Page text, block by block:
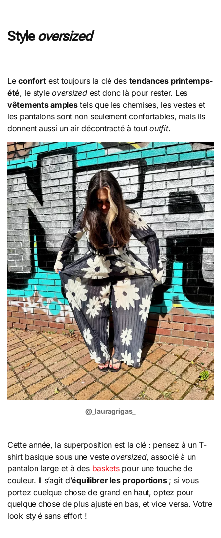
Style oversized
Leconfortest toujours la clé des tendances printemps-
été, le styleoversizedest donc là pour rester. Les
vêtements amplestels que les chemises, les vestes et
les pantalons sont non seulement confortables, mais ils
donnent aussi un air décontracté à toutoutfit.
@_lauragrigas_
Cette année, la superposition est la clé : pensez à un T-
shirt basique sous une vesteoversized, associé à un
pantalon large et à des basketspour une touche de
couleur. Il s’agit d’équilibrer les proportions ; si vous
portez quelque chose de grand en haut, optez pour
quelque chose de plus ajusté en bas, et vice versa. Votre
look stylé sans effort !